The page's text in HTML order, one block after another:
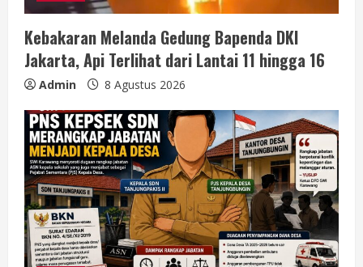
Kebakaran Melanda Gedung Bapenda DKI
Jakarta, Api Terlihat dari Lantai 11 hingga 16
Admin 8 Agustus 2026